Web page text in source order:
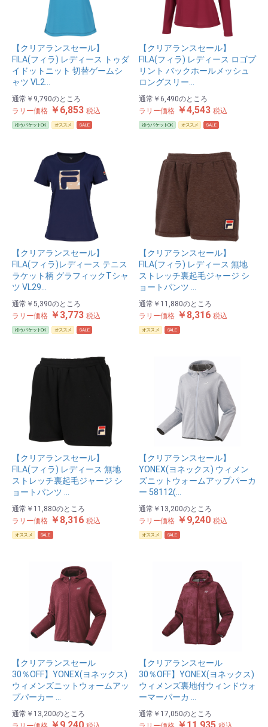
【クリアランスセール】
FILA(フィラ) レディース トゥダ
イドットニット 切替ゲームシ
ャツ VL2…
通常 ￥9,790のところ
ラリー価格 ￥6,853 税込
ゆうパケットOK オススメ SALE
【クリアランスセール】
FILA(フィラ) レディース ロゴプ
リント バックホールメッシュ
ロングスリー…
通常 ￥6,490のところ
ラリー価格 ￥4,543 税込
ゆうパケットOK オススメ SALE
【クリアランスセール】
FILA(フィラ)レディース テニス
ラケット柄 グラフィックTシャ
ツ VL29…
通常 ￥5,390のところ
ラリー価格 ￥3,773 税込
ゆうパケットOK オススメ SALE
【クリアランスセール】
FILA(フィラ) レディース 無地
ストレッチ裏起毛ジャージ シ
ョートパンツ …
通常 ￥11,880のところ
ラリー価格 ￥8,316 税込
オススメ SALE
【クリアランスセール】
FILA(フィラ) レディース 無地
ストレッチ裏起毛ジャージ シ
ョートパンツ …
通常 ￥11,880のところ
ラリー価格 ￥8,316 税込
オススメ SALE
【クリアランスセール】
YONEX(ヨネックス) ウィメン
ズニットウォームアップパーカ
ー 58112(…
通常 ￥13,200のところ
ラリー価格 ￥9,240 税込
オススメ SALE
【クリアランスセール
30％OFF】YONEX(ヨネックス)
ウィメンズニットウォームアッ
プパーカー …
通常 ￥13,200のところ
【クリアランスセール
30％OFF】YONEX(ヨネックス)
ウィメンズ裏地付ウィンドウォ
ーマーパーカ …
通常 ￥17,050のところ